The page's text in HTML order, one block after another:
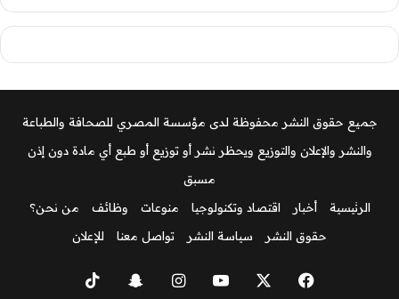
جميع حقوق النشر محفوظة لدى مؤسسة المصري للصحافة والطباعة
والنشر والإعلان والتوزيع ويحظر نشر أو توزيع أو طبع أي مادة دون إذن
مسبق
الرئيسية
أخبار اقتصاد وتكنولوجيا منوعات وظائف
من نحن؟
حقوق النشر
سياسة النشر تواصل معنا للإعلان
فيسبوك ‫YouTubeانستقرامسناب